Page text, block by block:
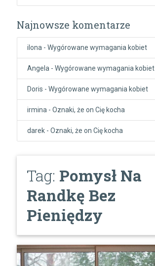
Najnowsze komentarze
ilona - Wygórowane wymagania kobiet
Angela - Wygórowane wymagania kobiet
Doris - Wygórowane wymagania kobiet
irmina - Oznaki, że on Cię kocha
darek- Oznaki, że on Cię kocha
Tag: Pomysł Na
Randkę Bez
Pieniędzy